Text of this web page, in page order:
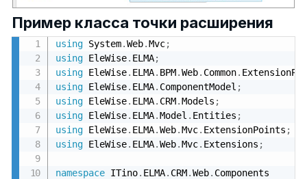
Пример класса точки расширения
using System.Web.Mvc;
using EleWise. ELMA;
using EleWise. ELMA. BPM.Web. Common.
using EleWise. ELMA. ComponentModel ;
using EleWise. ELMA. CRM.Models ;
using EleWise. ELMA.Model . Entities ;
using EleWise. ELMA.Web.Mvc. ExtensionPoints ;
using EleWise. ELMA.Web.Mvc. Extensions ;
namespace ITino. ELMA. CRM.Web.